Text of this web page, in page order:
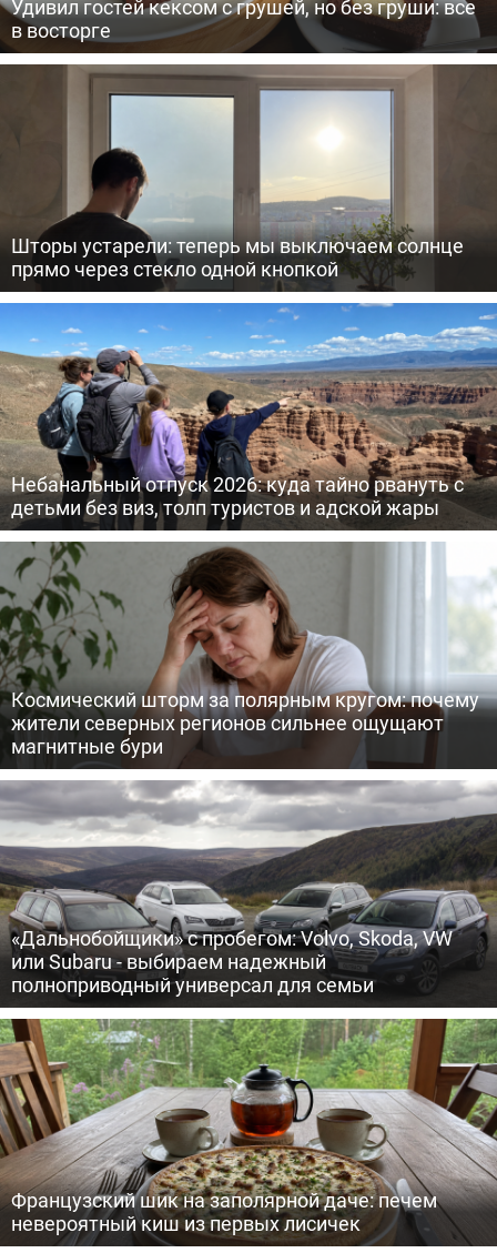
Удивил гостей кексом с грушей, но без груши: все
в восторге
Шторы устарели: теперь мы выключаем солнце
прямо через стекло одной кнопкой
Небанальный отпуск 2026: куда тайно рвануть с
детьми без виз, толп туристов и адской жары
Космический шторм за полярным кругом: почему
жители северных регионов сильнее ощущают
магнитные бури
«Дальнобойщики» с пробегом: Volvo, Skoda, VW
или Subaru - выбираем надежный
полноприводный универсал для семьи
Французский шик на заполярной даче: печем
невероятный киш из первых лисичек